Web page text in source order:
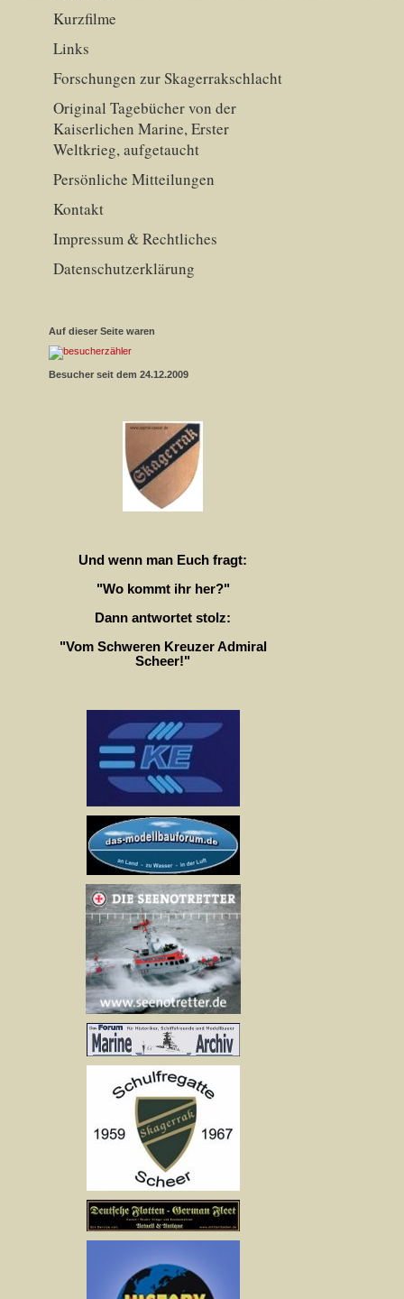
Kurzfilme
Links
Forschungen zur Skagerrakschlacht
Original Tagebücher von der
Kaiserlichen Marine, Erster
Weltkrieg, aufgetaucht
Persönliche Mitteilungen
Kontakt
Impressum & Rechtliches
Datenschutzerklärung
Auf dieser Seite waren
Besucher seit dem 24.12.2009
Und wenn man Euch fragt:
"Wo kommt ihr her?"
Dann antwortet stolz:
"Vom Schweren Kreuzer Admiral
Scheer!"